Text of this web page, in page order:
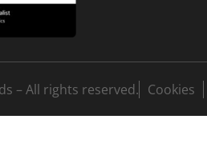
– All rights reserved. Cookies